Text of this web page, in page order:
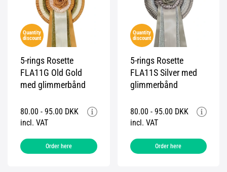
Quantity
discount
5-rings Rosette
FLA11G Old Gold
med glimmerbånd
80.00 - 95.00 DKK
incl. VAT
Order here
Quantity
discount
5-rings Rosette
FLA11S Silver med
glimmerbånd
80.00 - 95.00 DKK
incl. VAT
Order here